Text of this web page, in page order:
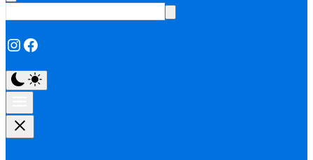
Instagram
Facebook